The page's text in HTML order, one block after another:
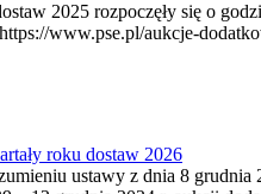
2025 rozpoczęły się o
www.pse.pl/aukcje-
roku dostaw 2026
ustawy z dnia 8